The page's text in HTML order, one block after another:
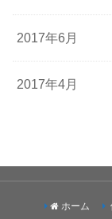
2017年6月
2017年4月
ホーム